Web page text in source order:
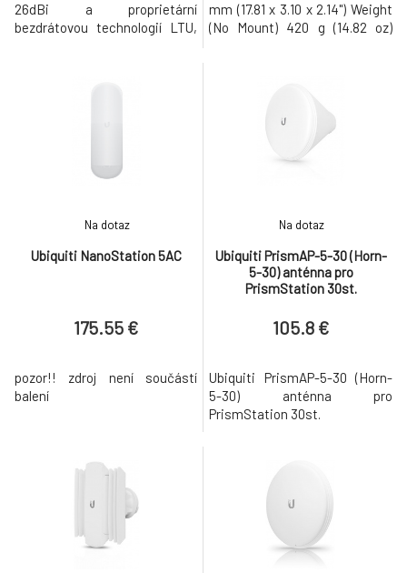
26dBi a proprietární
bezdrátovou technologií LTU,
účinností 21.2 bps/
mm (17.81 x 3.10 x 2.14") Weight
(No Mount) 420 g (14.82 oz)
(Included) Max. Power
Consumption 7W Power Supply
Ubiquiti NanoStation 5AC
Na dotaz
175.55 €
pozor!! zdroj není součástí
balení
Ubiquiti PrismAP-5-30 (Horn-
5-30) anténna pro
PrismStation 30st.
Na dotaz
105.8 €
Ubiquiti PrismAP-5-30 (Horn-
5-30) anténna pro
PrismStation 30st.